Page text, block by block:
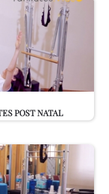
POST NATAL